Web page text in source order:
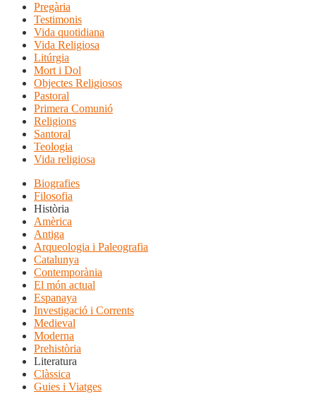
Pregària
Testimonis
Vida quotidiana
Vida Religiosa
Litúrgia
Mort i Dol
Objectes Religiosos
Pastoral
Primera Comunió
Religions
Santoral
Teologia
Vida religiosa
Biografies
Filosofia
Història
Amèrica
Antiga
Arqueologia i Paleografia
Catalunya
Contemporània
El món actual
Espanaya
Investigació i Corrents
Medieval
Moderna
Prehistòria
Literatura
Clàssica
Guies i Viatges